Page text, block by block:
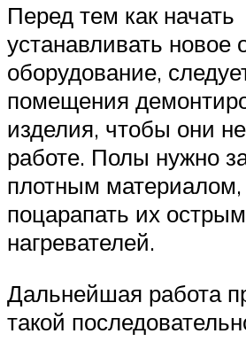
Перед тем как начать
устанавливать новое
оборудование,
помещения
изделия, чтобы они
работе. Полы нужно
плотным
поцарапать их
нагревателей.
Дальнейшая работа
такой